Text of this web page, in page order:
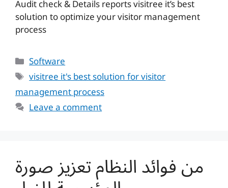
Audit check & Details reports visitree it’s best
solution to optimize your visitor management
process
Categories
Software
Tags
visitree it's best solution for visitor
management process
Leave a comment
من فوائد النظام تعزيز صورة